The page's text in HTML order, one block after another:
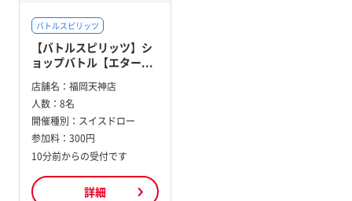
バトルスピリッツ
【バトルスピリッツ】シ
ョップバトル【エター...
店舗名： 福岡天神店
人数： 8名
開催種別： スイスドロー
参加料： 300円
10分前からの受付です
詳細